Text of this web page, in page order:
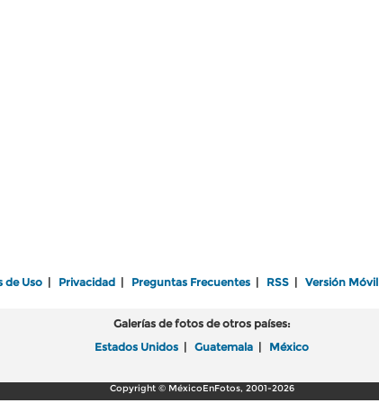
de Uso Privacidad Preguntas Frecuentes RSS Versión Móvil
Galerías de fotos de otros países:
Estados Unidos
Guatemala México
Copyright © MéxicoEnFotos, 2001-2026